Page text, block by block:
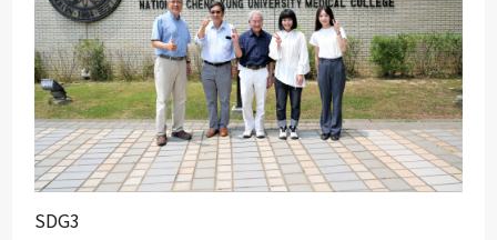
SDG5
SDG6
SDG7
SDG8
SDG9
SDG3